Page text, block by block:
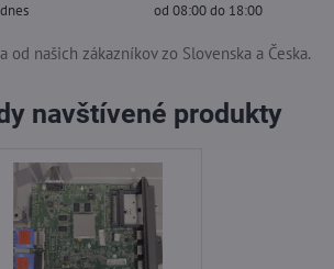
od 08:00 do 18:00
od našich zákazníkov zo Slovenska a Česka.
navštívené produkty